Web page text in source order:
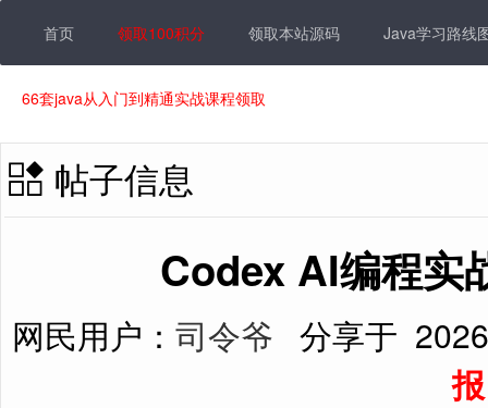
首页 领取100积分 领取本站源码 Java学习路线
66套java从入门到精通实战课程领取
帖子信息
Codex AI编程实
网民用户： 司令爷 分享于
报